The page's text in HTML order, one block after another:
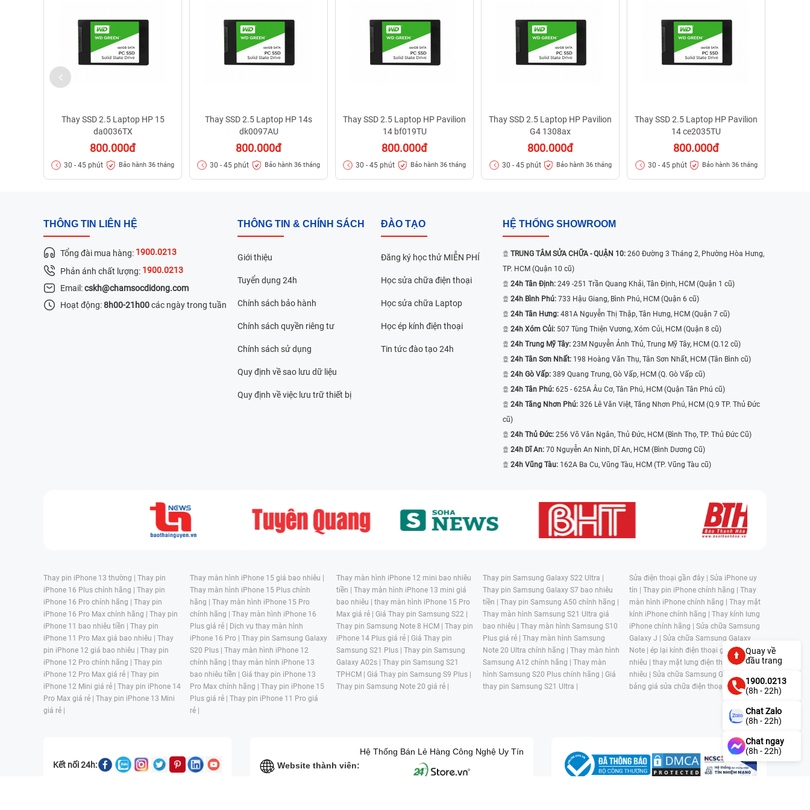
Thay SSD 2.5 Laptop HP 15
da0036TX
800.000đ
30 - 45 phút Bảo hành 36 tháng
Thay SSD 2.5 Laptop HP 14s
dk0097AU
800.000đ
30 - 45 phút Bảo hành 36 tháng
Thay SSD 2.5 Laptop HP Pavilion
14 bf019TU
800.000đ
30 - 45 phút Bảo hành 36 tháng
Thay SSD 2.5 Laptop HP Pavilion
G4 1308ax
800.000đ
30 - 45 phút Bảo hành 36 tháng
Thay SSD 2.5 Laptop HP Pavilion
14 ce2035TU
800.000đ
30 - 45 phút Bảo hành 36 tháng
THÔNG TIN LIÊN HỆ
Tổng đài mua hàng: 1900.0213
Phản ánh chất lượng: 1900.0213
Email:cskh@chamsocdidong.com
Hoạt động:8h00-21h00các ngày trong tuần
THÔNG TIN & CHÍNH SÁCH
Giới thiệu
Tuyển dụng 24h
Chính sách bảo hành
Chính sách quyền riêng tư
Chính sách sử dụng
Quy định về sao lưu dữ liệu
Quy định về việc lưu trữ thiết bị
ĐÀO TẠO
Đăng ký học thử MIỄN PHÍ
Học sửa chữa điện thoại
Học sửa chữa Laptop
Học ép kính điện thoại
Tin tức đào tạo 24h
HỆ THỐNG SHOWROOM
TRUNG TÂM SỬA CHỮA - QUẬN 10: 260 Đường 3 Tháng 2, Phường Hòa Hưng,
TP. HCM (Quận 10 cũ)
24h Tân Định: 249 -251 Trần Quang Khải, Tân Định, HCM (Quận 1 cũ)
24h Bình Phú: 733 Hậu Giang, Bình Phú, HCM (Quận 6 cũ)
24h Tân Hưng: 481A Nguyễn Thị Thập, Tân Hưng, HCM (Quận 7 cũ)
24h Xóm Củi: 507 Tùng Thiện Vương, Xóm Củi, HCM (Quận 8 cũ)
24h Trung Mỹ Tây: 23M Nguyễn Ảnh Thủ, Trung Mỹ Tây, HCM (Q.12 cũ)
24h Tân Sơn Nhất: 198 Hoàng Văn Thụ, Tân Sơn Nhất, HCM (Tân Bình cũ)
24h Gò Vấp: 389 Quang Trung, Gò Vấp, HCM (Q. Gò Vấp cũ)
24h Tân Phú: 625 - 625A Âu Cơ, Tân Phú, HCM (Quận Tân Phú cũ)
24h Tăng Nhơn Phú: 326 Lê Văn Việt, Tăng Nhơn Phú, HCM (Q.9 TP. Thủ Đức
cũ)
24h Thủ Đức: 256 Võ Văn Ngân, Thủ Đức, HCM (Bình Thọ, TP. Thủ Đức Cũ)
24h Dĩ An: 70 Nguyễn An Ninh, Dĩ An, HCM (Bình Dương Cũ)
24h Vũng Tàu: 162A Ba Cu, Vũng Tàu, HCM (TP. Vũng Tàu cũ)
Thay pin iPhone 13 thường | Thay pin
iPhone 16 Plus chính hãng | Thay pin
iPhone 16 Pro chính hãng | Thay pin
iPhone 16 Pro Max chính hãng | Thay pin
iPhone 11 bao nhiêu tiền | Thay pin
iPhone 11 Pro Max giá bao nhiêu | Thay
pin iPhone 12 giá bao nhiêu | Thay pin
iPhone 12 Pro chính hãng | Thay pin
iPhone 12 Pro Max giá rẻ | Thay pin
iPhone 12 Mini giá rẻ | Thay pin iPhone 14
Pro Max giá rẻ | Thay pin iPhone 13 Mini
giá rẻ |
Thay màn hình iPhone 15 giá bao nhiêu |
Thay màn hình iPhone 15 Plus chính
hãng | Thay màn hình iPhone 15 Pro
chính hãng | Thay màn hình iPhone 16
Plus giá rẻ | Dịch vụ thay màn hình
iPhone 16 Pro | Thay pin Samsung Galaxy
S20 Plus | Thay màn hình iPhone 12
chính hãng | thay màn hình iPhone 13
bao nhiêu tiền | Giá thay pin iPhone 13
Pro Max chính hãng | Thay pin iPhone 15
Plus giá rẻ | Thay pin iPhone 11 Pro giá
rẻ |
Thay màn hình iPhone 12 mini bao nhiêu
tiền | Thay màn hình iPhone 13 mini giá
bao nhiêu | thay màn hình iPhone 15 Pro
Max giá rẻ | Giá Thay pin Samsung S22 |
Thay pin Samsung Note 8 HCM | Thay pin
iPhone 14 Plus giá rẻ | Giá Thay pin
Samsung S21 Plus | Thay pin Samsung
Galaxy A02s | Thay pin Samsung S21
TPHCM | Giá Thay pin Samsung S9 Plus |
Thay pin Samsung Note 20 giá rẻ |
Thay pin Samsung Galaxy S22 Ultra |
Thay pin Samsung Galaxy S7 bao nhiêu
tiền | Thay pin Samsung A50 chính hãng |
Thay màn hình Samsung S21 Ultra giá
bao nhiêu | Thay màn hình Samsung S10
Plus giá rẻ | Thay màn hình Samsung
Note 20 Ultra chính hãng | Thay màn hình
Samsung A12 chính hãng | Thay màn
hình Samsung S20 Plus chính hãng | Giá
thay pin Samsung S21 Ultra |
Sửa điện thoại gần đây | Sửa iPhone uy
tín | Thay pin iPhone chính hãng | Thay
màn hình iPhone chính hãng | Thay mặt
kính iPhone chính hãng | Thay kính lưng
iPhone chính hãng | Sửa chữa Samsung
Galaxy J | Sửa chữa Samsung Galaxy
Note | ép lại kính điện thoại giá bao
nhiêu | thay mặt lưng điện thoại giá bao
nhiêu | Sửa chữa Samsung Galaxy S |
bảng giá sửa chữa điện thoại samsung |
Kết nối 24h: Website thành viên:
Hệ Thống Bán Lẻ Hàng Công Nghệ Uy Tín
Quay về
đầu trang
1900.0213
(8h - 22h)
Chat Zalo
(8h - 22h)
Chat ngay
(8h - 22h)